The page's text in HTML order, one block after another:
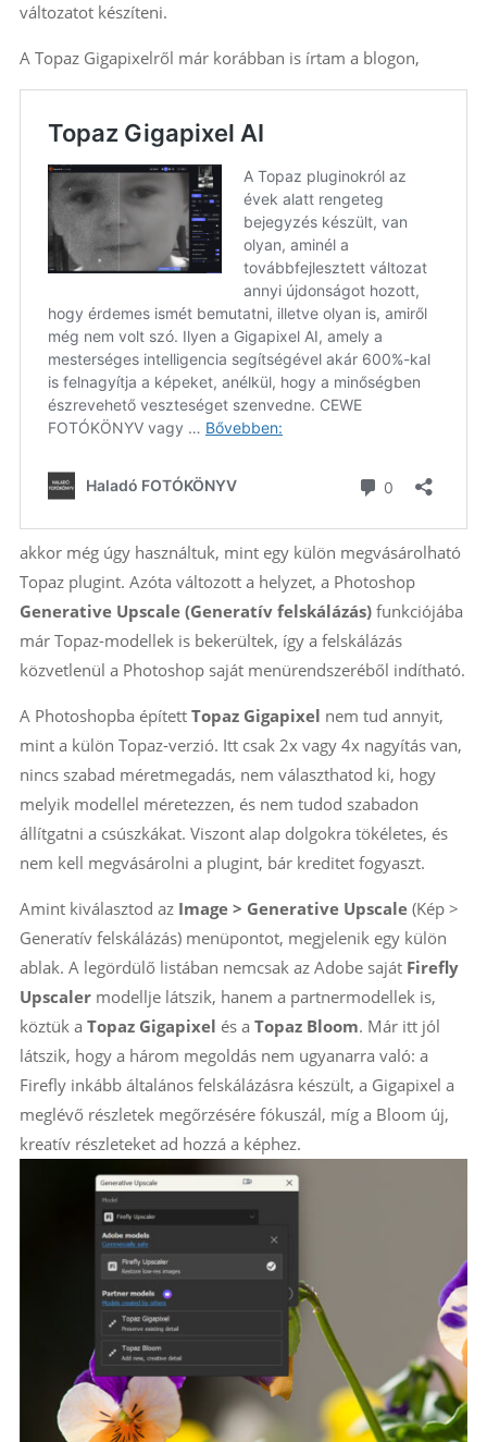
változatot készíteni.
A Topaz Gigapixelről már korábban is írtam a blogon,
akkor még úgy használtuk, mint egy külön megvásárolható
Topaz plugint. Azóta változott a helyzet, a Photoshop
Generative Upscale (Generatív felskálázás)funkciójába
már Topaz-modellek is bekerültek, így a felskálázás
közvetlenül a Photoshop saját menürendszeréből indítható.
A Photoshopba épített Topaz Gigapixel nem tud annyit,
mint a külön Topaz-verzió. Itt csak 2x vagy 4x nagyítás van,
nincs szabad méretmegadás, nem választhatod ki, hogy
melyik modellel méretezzen, és nem tudod szabadon
állítgatni a csúszkákat. Viszont alap dolgokra tökéletes, és
nem kell megvásárolni a plugint, bár kreditet fogyaszt.
Amint kiválasztod az Image > Generative Upscale(Kép >
Generatív felskálázás) menüpontot, megjelenik egy külön
ablak. A legördülő listában nemcsak az Adobe saját Firefly
Upscalermodellje látszik, hanem a partnermodellek is,
köztük a Topaz Gigapixel és a Topaz Bloom. Már itt jól
látszik, hogy a három megoldás nem ugyanarra való: a
Firefly inkább általános felskálázásra készült, a Gigapixel a
meglévő részletek megőrzésére fókuszál, míg a Bloom új,
kreatív részleteket ad hozzá a képhez.